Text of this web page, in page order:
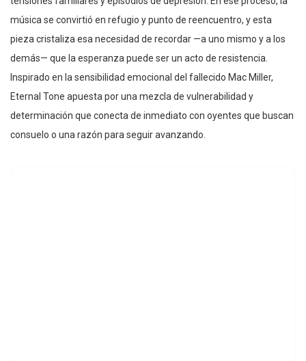
música se convirtió en refugio y punto de reencuentro, y esta
pieza cristaliza esa necesidad de recordar —a uno mismo y a los
demás— que la esperanza puede ser un acto de resistencia.
Inspirado en la sensibilidad emocional del fallecido Mac Miller,
Eternal Tone apuesta por una mezcla de vulnerabilidad y
determinación que conecta de inmediato con oyentes que buscan
consuelo o una razón para seguir avanzando.